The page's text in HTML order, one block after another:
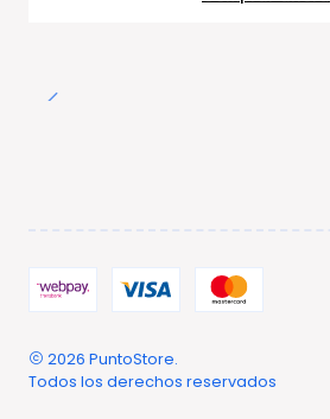
2026 PuntoStore.
Todos los derechos reservados